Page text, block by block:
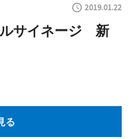
2019.01.22
ルサイネージ 新
る